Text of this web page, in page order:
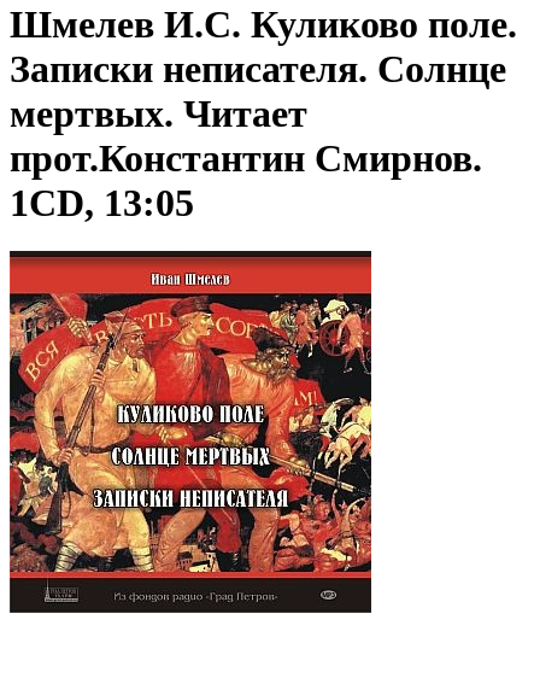
Шмелев И.С. Куликово поле.
Записки неписателя. Солнце
мертвых. Читает
прот.Константин Смирнов.
1CD, 13:05